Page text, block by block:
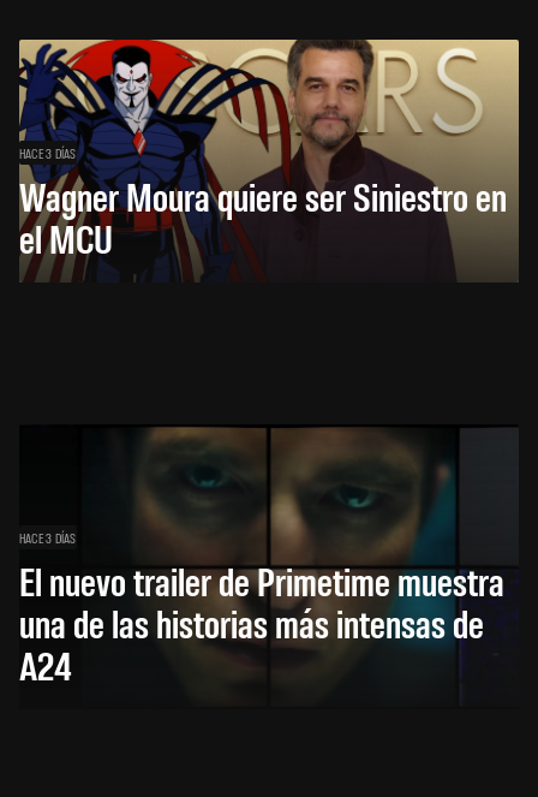
HACE 3 DÍAS
Wagner Moura quiere ser Siniestro en
el MCU
HACE 3 DÍAS
El nuevo trailer de Primetime muestra
una de las historias más intensas de
A24